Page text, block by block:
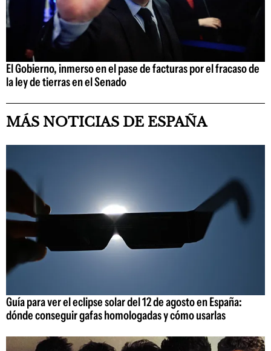
El Gobierno, inmerso en el pase de facturas por el fracaso de
la ley de tierras en el Senado
MÁS NOTICIAS DE ESPAÑA
Guía para ver el eclipse solar del 12 de agosto en España:
dónde conseguir gafas homologadas y cómo usarlas